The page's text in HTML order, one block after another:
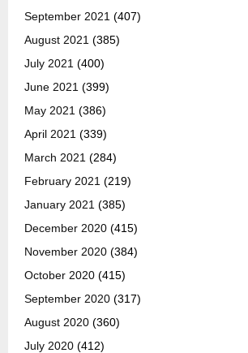
September 2021 (407)
August 2021 (385)
July 2021 (400)
June 2021 (399)
May 2021 (386)
April 2021 (339)
March 2021 (284)
February 2021 (219)
January 2021 (385)
December 2020 (415)
November 2020 (384)
October 2020 (415)
September 2020 (317)
August 2020 (360)
July 2020 (412)